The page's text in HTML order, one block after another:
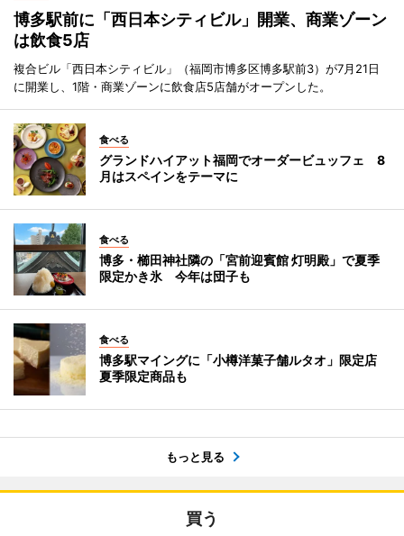
博多駅前に「西日本シティビル」開業、商業ゾーン
は飲食5店
複合ビル「西日本シティビル」（福岡市博多区博多駅前3）が7月21日
に開業し、1階・商業ゾーンに飲食店5店舗がオープンした。
食べる
グランドハイアット福岡でオーダービュッフェ 8
月はスペインをテーマに
食べる
博多・櫛田神社隣の「宮前迎賓館 灯明殿」で夏季
限定かき氷 今年は団子も
食べる
博多駅マイングに「小樽洋菓子舗ルタオ」限定店
夏季限定商品も
もっと見る
買う